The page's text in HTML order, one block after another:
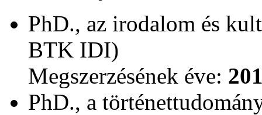
PhD., az irodalom és
BTK IDI)
Megszerzésének éve:
PhD., a